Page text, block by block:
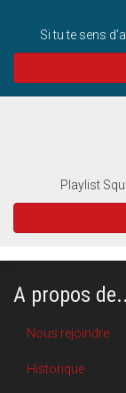
Si tu te sens
Playlist
A propos
Nous rejoindre
Historique